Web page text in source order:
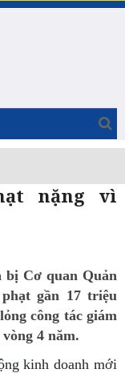
nặng vì
bị Cơ quan Quản
gần 17 triệu
công tác giám
4 năm.
kinh doanh mới